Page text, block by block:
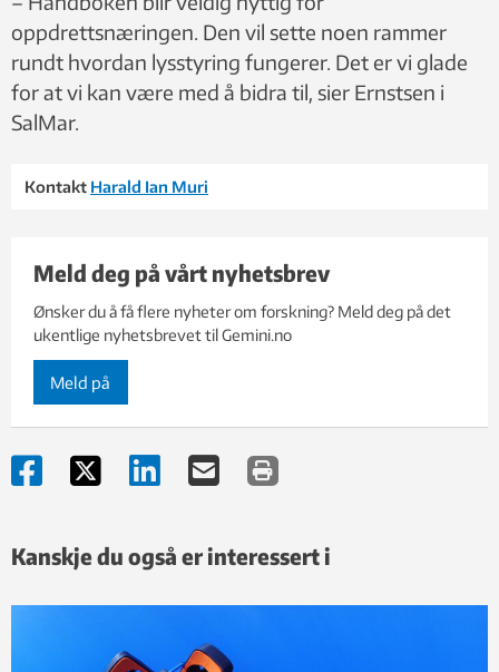
oppdrettsnæringen. Den vil sette noen rammer
rundt hvordan lysstyring fungerer. Det er vi glade
for at vi kan være med å bidra til, sier Ernstsen i
SalMar.
Kontakt Harald Ian Muri
Meld deg på vårt nyhetsbrev
Ønsker du å få flere nyheter om forskning? Meld deg på det
ukentlige nyhetsbrevet til Gemini.no
Meld på
Kanskje du også er interessert i